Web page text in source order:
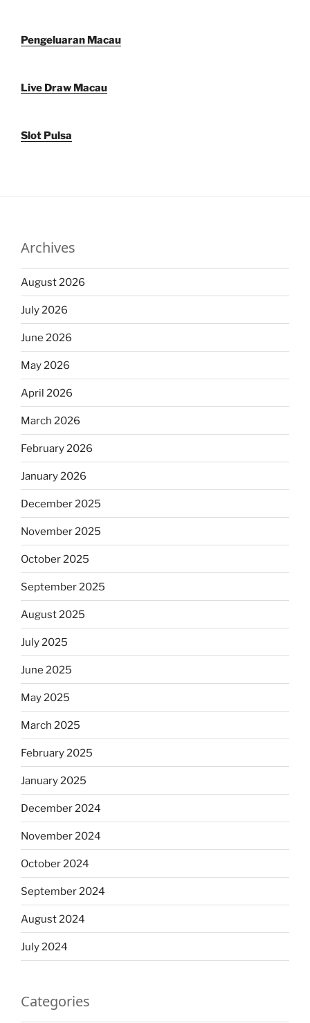
Pengeluaran Macau
Live Draw Macau
Slot Pulsa
Archives
August 2026
July 2026
June 2026
May 2026
April 2026
March 2026
February 2026
January 2026
December 2025
November 2025
October 2025
September 2025
August 2025
July 2025
June 2025
May 2025
March 2025
February 2025
January 2025
December 2024
November 2024
October 2024
September 2024
August 2024
July 2024
Categories